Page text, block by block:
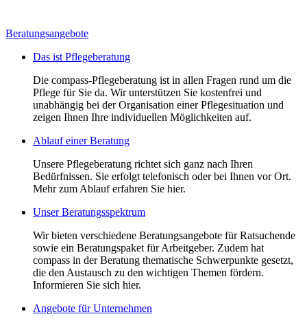
Beratungsangebote
Das ist Pflegeberatung
Die compass-Pflegeberatung ist in allen Fragen rund um die
Pflege für Sie da. Wir unterstützen Sie kostenfrei und
unabhängig bei der Organisation einer Pflegesituation und
zeigen Ihnen Ihre individuellen Möglichkeiten auf.
Ablauf einer Beratung
Unsere Pflegeberatung richtet sich ganz nach Ihren
Bedürfnissen. Sie erfolgt telefonisch oder bei Ihnen vor Ort.
Mehr zum Ablauf erfahren Sie hier.
Unser Beratungsspektrum
Wir bieten verschiedene Beratungsangebote für Ratsuchende
sowie ein Beratungspaket für Arbeitgeber. Zudem hat
compass in der Beratung thematische Schwerpunkte gesetzt,
die den Austausch zu den wichtigen Themen fördern.
Informieren Sie sich hier.
Angebote für Unternehmen